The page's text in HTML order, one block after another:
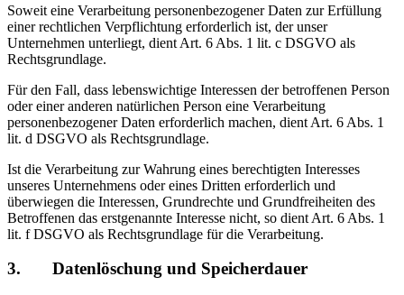
Soweit eine Verarbeitung personenbezogener Daten zur Erfüllung
einer rechtlichen Verpflichtung erforderlich ist, der unser
Unternehmen unterliegt, dient Art. 6 Abs. 1 lit. c DSGVO als
Rechtsgrundlage.
Für den Fall, dass lebenswichtige Interessen der betroffenen Person
oder einer anderen natürlichen Person eine Verarbeitung
personenbezogener Daten erforderlich machen, dient Art. 6 Abs. 1
lit. d DSGVO als Rechtsgrundlage.
Ist die Verarbeitung zur Wahrung eines berechtigten Interesses
unseres Unternehmens oder eines Dritten erforderlich und
überwiegen die Interessen, Grundrechte und Grundfreiheiten des
Betroffenen das erstgenannte Interesse nicht, so dient Art. 6 Abs. 1
lit. f DSGVO als Rechtsgrundlage für die Verarbeitung.
3. Datenlöschung und Speicherdauer